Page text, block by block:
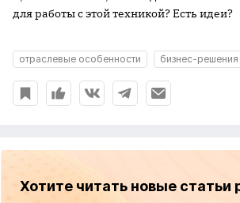
для работы с этой техникой? Есть идеи?
отраслевые особенности бизнес-решения
Хотите читать новые статьи